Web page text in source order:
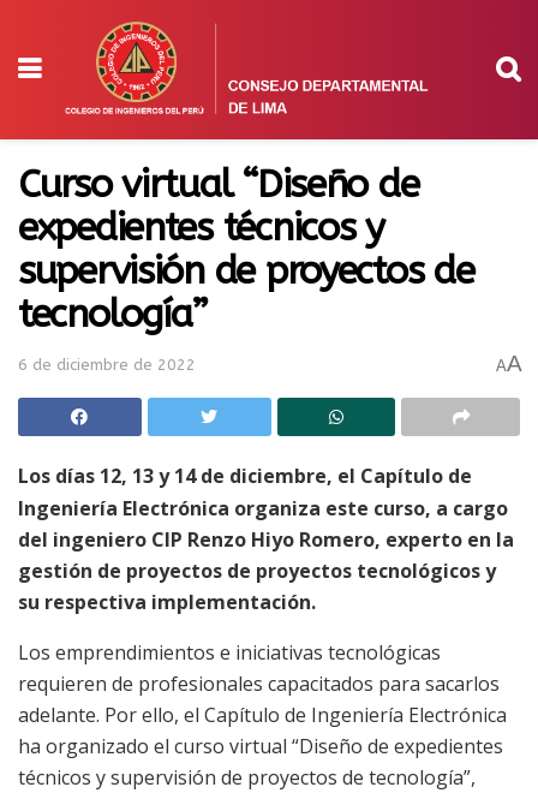
Curso virtual “Diseño de
expedientes técnicos y
supervisión de proyectos de
tecnología”
6 de diciembre de 2022 AA
Los días 12, 13 y 14 de diciembre, el Capítulo de
Ingeniería Electrónica organiza este curso, a cargo
del ingeniero CIP Renzo Hiyo Romero, experto en la
gestión de proyectos de proyectos tecnológicos y
su respectiva implementación.
Los emprendimientos e iniciativas tecnológicas
requieren de profesionales capacitados para sacarlos
adelante. Por ello, el Capítulo de Ingeniería Electrónica
ha organizado el curso virtual “Diseño de expedientes
técnicos y supervisión de proyectos de tecnología”,